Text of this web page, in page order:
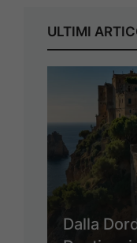
ULTIMI
Dalla